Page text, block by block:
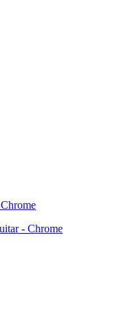
- Chrome